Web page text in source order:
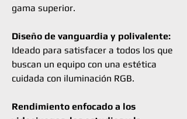
gama superior.
Diseño de vanguardia y polivalente:
Ideado para satisfacer a todos los que
buscan un equipo con una estética
cuidada con iluminación RGB.
Rendimiento enfocado a los